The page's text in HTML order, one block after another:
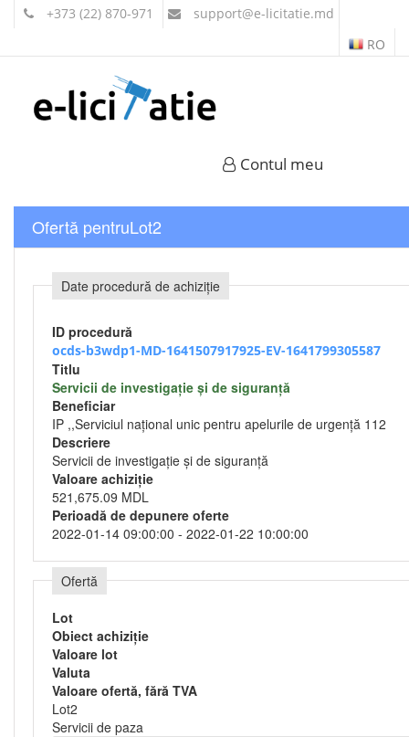
+373 (22) 870-971 support@e-licitatie.md
RO
Contul meu
Ofertă pentruLot2
Date procedură de achiziție
ID procedură
ocds-b3wdp1-MD-1641507917925-EV-1641799305587
Titlu
Servicii de investigaţie şi de siguranţă
Beneficiar
IP ,,Serviciul național unic pentru apelurile de urgență 112
Descriere
Servicii de investigaţie şi de siguranţă
Valoare achiziție
521,675.09 MDL
Perioadă de depunere oferte
2022-01-14 09:00:00 - 2022-01-22 10:00:00
Ofertă
Lot
Obiect achiziție
Valoare lot
Valuta
Valoare ofertă, fără TVA
Lot2
Servicii de paza